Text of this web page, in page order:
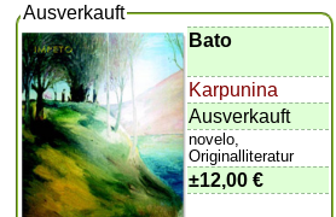
Ausverkauft
Bato
Karpunina
Ausverkauft
novelo,
Originalliteratur
±12,00 €